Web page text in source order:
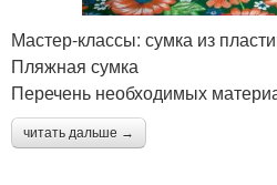
Мастер-классы: сумка из
Пляжная сумка
Перечень необходимых
читать дальше →